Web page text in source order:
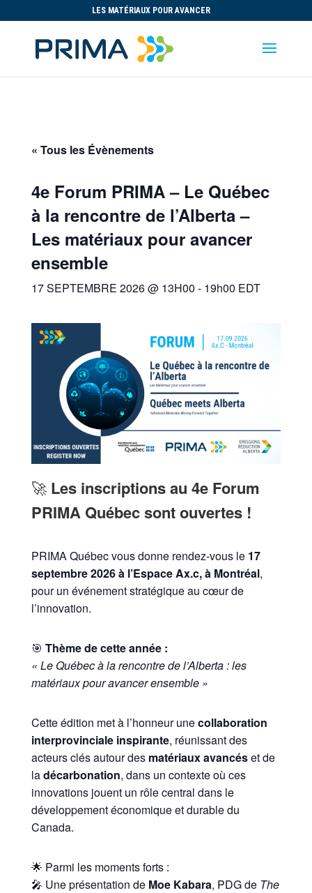
LES MATÉRIAUX POUR AVANCER
« Tous les Évènements
4e Forum PRIMA – Le Québec
à la rencontre de l’Alberta –
Les matériaux pour avancer
ensemble
17 SEPTEMBRE 2026 @ 13H00 - 19h00 EDT
🚀 Les inscriptions au 4e Forum
PRIMA Québec sont ouvertes !
PRIMA Québec vous donne rendez-vous le 17
septembre 2026 à l’Espace Ax.c, à Montréal,
pour un événement stratégique au cœur de
l’innovation.
🎯 Thème de cette année :
« Le Québec à la rencontre de l’Alberta : les
matériaux pour avancer ensemble »
Cette édition met à l’honneur unecollaboration
interprovinciale inspirante, réunissant des
acteurs clés autour des matériaux avancéset de
ladécarbonation, dans un contexte où ces
innovations jouent un rôle central dans le
développement économique et durable du
Canada.
🌟 Parmi les moments forts :
🎤 Une présentation de Moe Kabara, PDG de The